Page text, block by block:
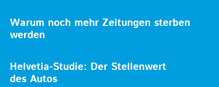
Warum noch mehr Zeitungen sterben
werden
Helvetia-Studie: Der Stellenwert
des Autos